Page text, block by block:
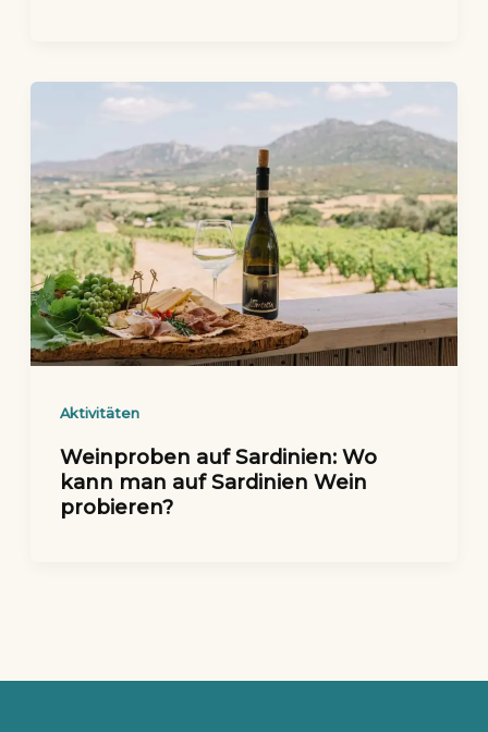
Aktivitäten
Weinproben auf Sardinien: Wo
kann man auf Sardinien Wein
probieren?